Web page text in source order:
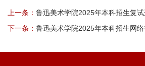
上一条： 鲁迅美术学院2025年本科招生复
下一条： 鲁迅美术学院2025年本科招生网